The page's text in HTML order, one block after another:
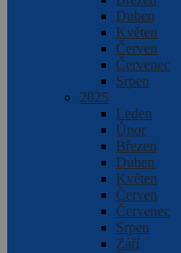
Duben
Květen
Červen
Červenec
Srpen
2025
Leden
Únor
Březen
Duben
Květen
Červen
Červenec
Srpen
Září